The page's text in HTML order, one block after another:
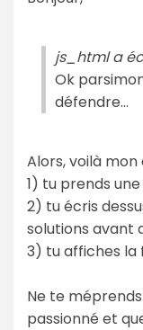
js_html a
Ok
défendre...
Alors, voilà mon
1) tu prends
2) tu écris
solutions avant
3) tu affiches la
Ne te
passionné et